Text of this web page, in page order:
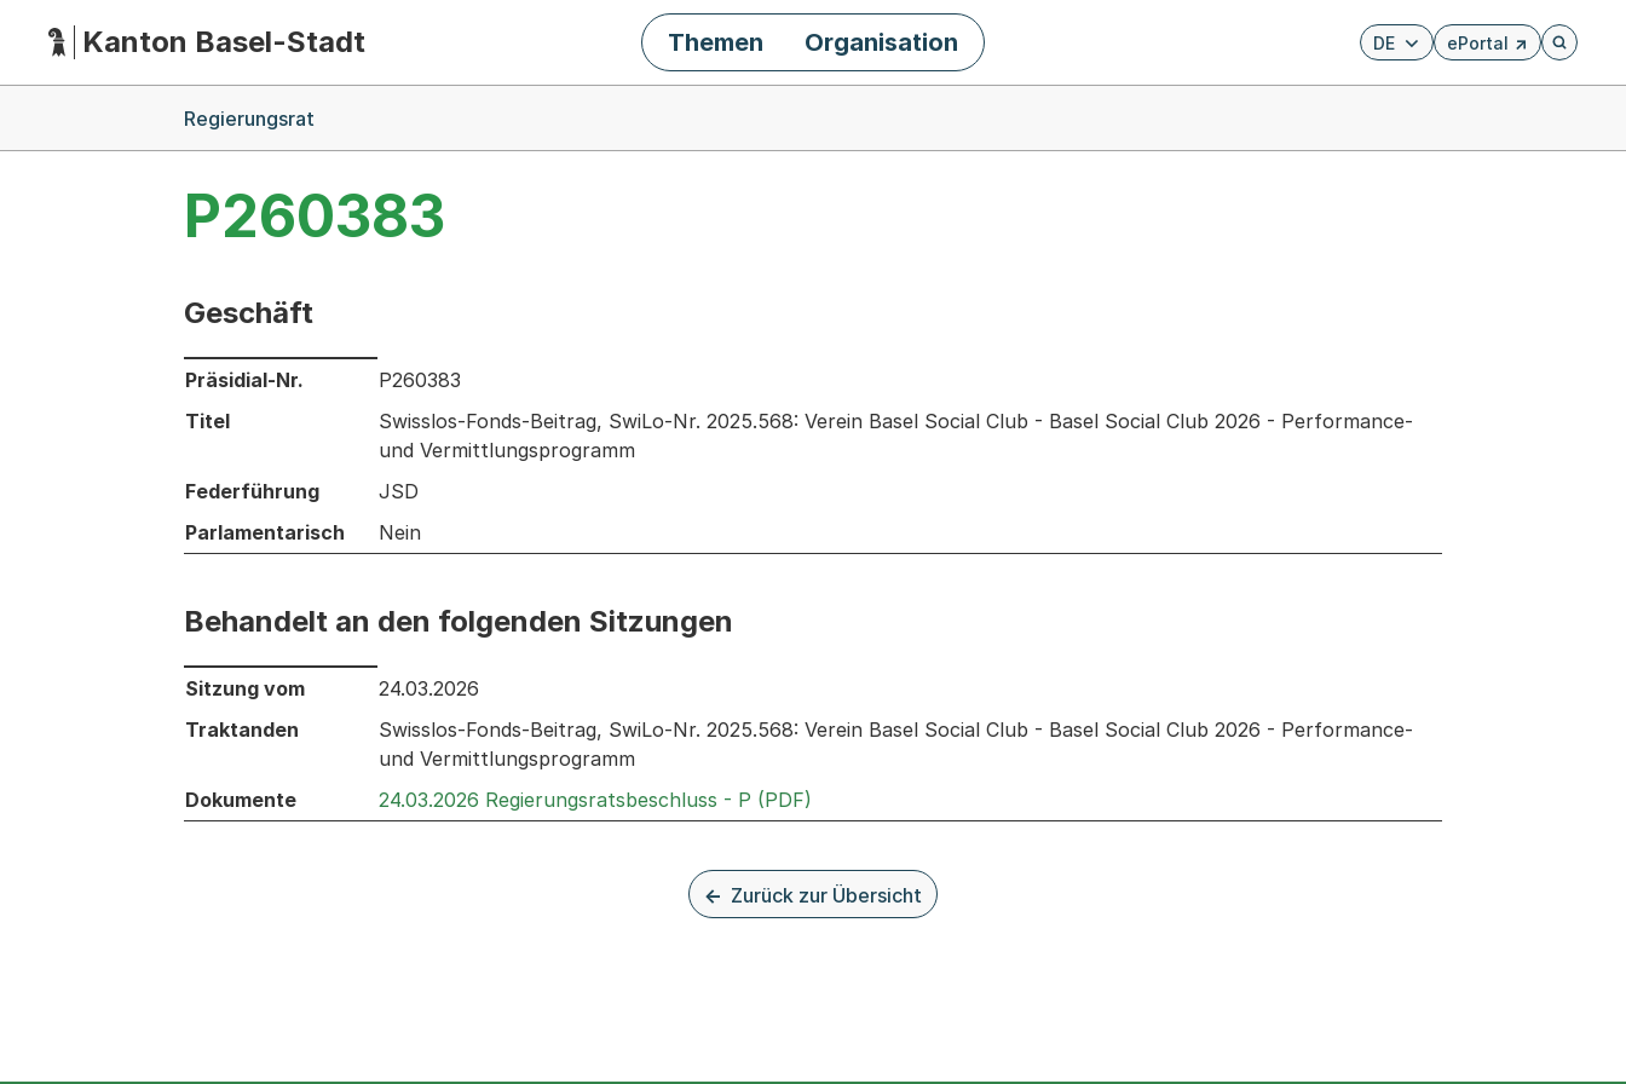
HauptnavigationKanton Basel-Stadt DE ePortal
Externer Link, wird in
Öffnet
Themen Organisation
Regierungsrat
P260383
Geschäft
Informationen zum Ausgewählten Geschäft
Präsidial-Nr.
P260383
Titel
Swisslos-Fonds-Beitrag, SwiLo-Nr. 2025.568: Verein Basel Social Club - Basel Social Club 2026 - Performance-
und Vermittlungsprogramm
Federführung
JSD
Parlamentarisch
Nein
Behandelt an den folgenden Sitzungen
Behandelt an den folgenden Sitzungen: Informationen zu den Sitzungen zum Geschäft
Sitzung vom
24.03.2026
Traktanden
Swisslos-Fonds-Beitrag, SwiLo-Nr. 2025.568: Verein Basel Social Club - Basel Social Club 2026 - Performance-
und Vermittlungsprogramm
Dokumente
24.03.2026 Regierungsratsbeschluss - P (PDF)
Zurück zur Übersicht